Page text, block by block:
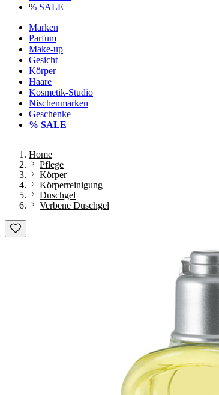
% SALE
Marken
Parfum
Make-up
Gesicht
Körper
Haare
Kosmetik-Studio
Nischenmarken
Geschenke
% SALE
Home
Pflege
Körper
Körperreinigung
Duschgel
Verbene Duschgel